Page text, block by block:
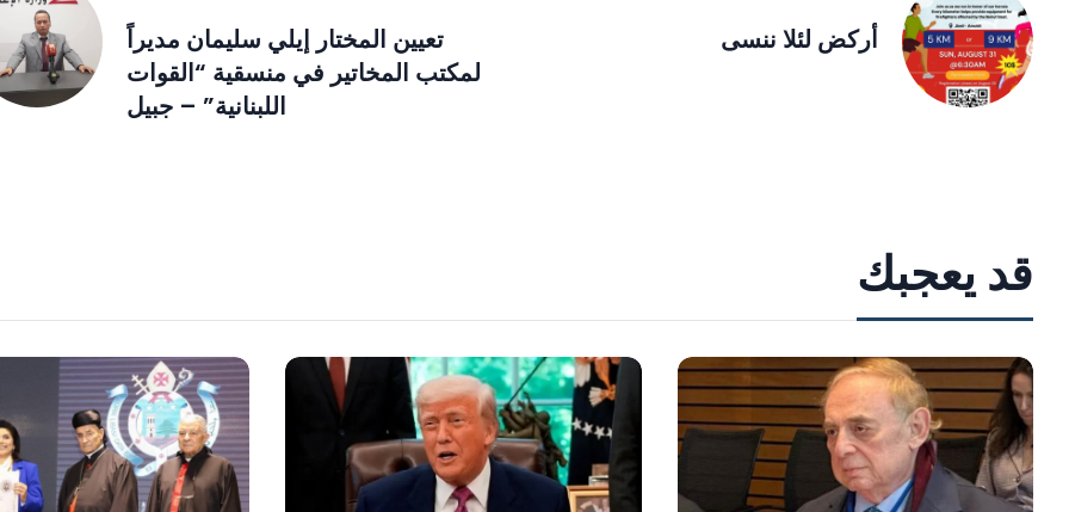
أركض لئلا ننسى
تعيين المختار إيلي سليمان مديراً
لمكتب المخاتير في منسقية “القوات
اللبنانية” – جبيل
قد يعجبك